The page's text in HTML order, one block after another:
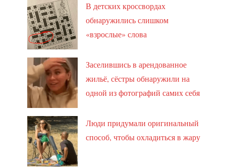
В детских кроссвордах
обнаружились слишком
«взрослые» слова
Заселившись в арендованное
жильё, сёстры обнаружили на
одной из фотографий самих себя
Люди придумали оригинальный
способ, чтобы охладиться в жару